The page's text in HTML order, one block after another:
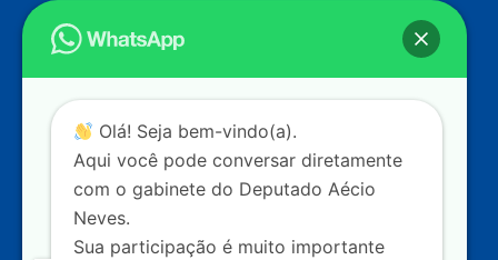
Endereço
Câmara dos Deputados
Ed. Principal, Ala C – Gabinete
Contato
dep.aecioneves@camara.leg.br
+55 (61) 3215-5964
+55 (31) 3261-0121
Olá! Seja bem-vindo(a).
Aqui você pode conversar diretamente
com o gabinete do Deputado Aécio
Neves.
Sua participação é muito importante